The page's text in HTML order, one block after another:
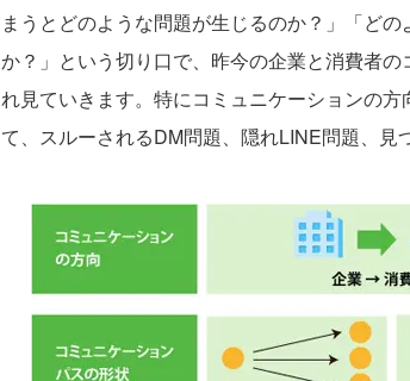
まうとどのような問題が生じるのか？」「ど
か？」という切り口で、昨今の企業と消費者
れ見ていきます。特にコミュニケーションの
て、スルーされるDM問題、隠れLINE問題、見